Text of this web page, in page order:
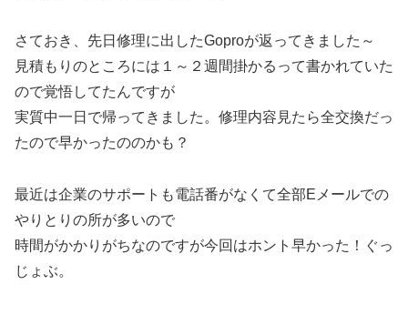
さておき、先日修理に出したGoproが返ってきました～
見積もりのところには１～２週間掛かるって書かれていた
ので覚悟してたんですが
実質中一日で帰ってきました。修理内容見たら全交換だっ
たので早かったののかも？
最近は企業のサポートも電話番がなくて全部Eメールでの
やりとりの所が多いので
時間がかかりがちなのですが今回はホント早かった！ぐっ
じょぶ。